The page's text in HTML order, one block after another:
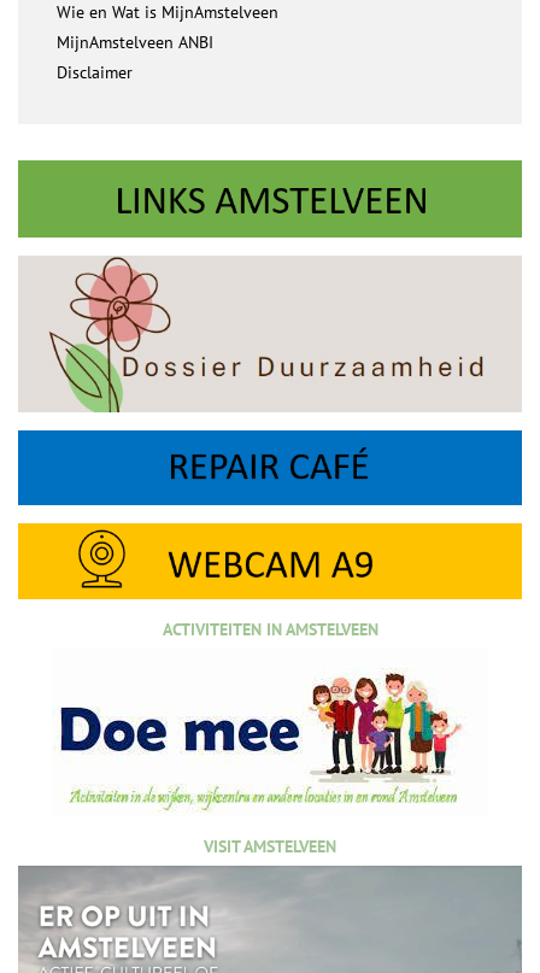
Wie en Wat is MijnAmstelveen
MijnAmstelveen ANBI
Disclaimer
ACTIVITEITEN IN AMSTELVEEN
VISIT AMSTELVEEN